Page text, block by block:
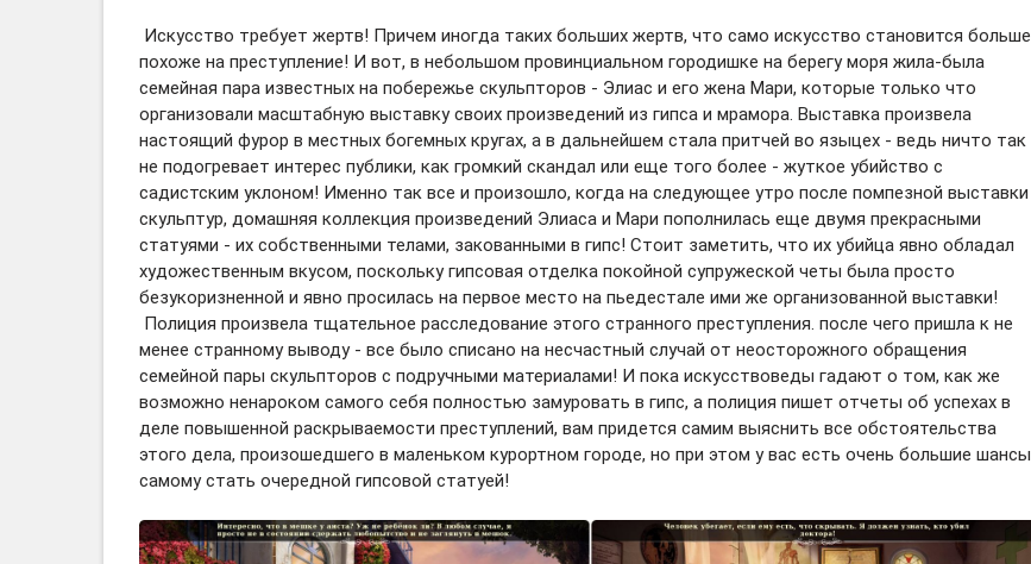
Искусство требует жертв! Причем иногда таких больших жертв, что само искусство становится больше
похоже на преступление! И вот, в небольшом провинциальном городишке на берегу моря жила-была
семейная пара известных на побережье скульпторов - Элиас и его жена Мари, которые только что
организовали масштабную выставку своих произведений из гипса и мрамора. Выставка произвела
настоящий фурор в местных богемных кругах, а в дальнейшем стала притчей во языцех - ведь ничто так
не подогревает интерес публики, как громкий скандал или еще того более - жуткое убийство с
садистским уклоном! Именно так все и произошло, когда на следующее утро после помпезной выставки
скульптур, домашняя коллекция произведений Элиаса и Мари пополнилась еще двумя прекрасными
статуями - их собственными телами, закованными в гипс! Стоит заметить, что их убийца явно обладал
художественным вкусом, поскольку гипсовая отделка покойной супружеской четы была просто
безукоризненной и явно просилась на первое место на пьедестале ими же организованной выставки!
Полиция произвела тщательное расследование этого странного преступления. после чего пришла к не
менее странному выводу - все было списано на несчастный случай от неосторожного обращения
семейной пары скульпторов с подручными материалами! И пока искусствоведы гадают о том, как же
возможно ненароком самого себя полностью замуровать в гипс, а полиция пишет отчеты об успехах в
деле повышенной раскрываемости преступлений, вам придется самим выяснить все обстоятельства
этого дела, произошедшего в маленьком курортном городе, но при этом у вас есть очень большие шансы
самому стать очередной гипсовой статуей!